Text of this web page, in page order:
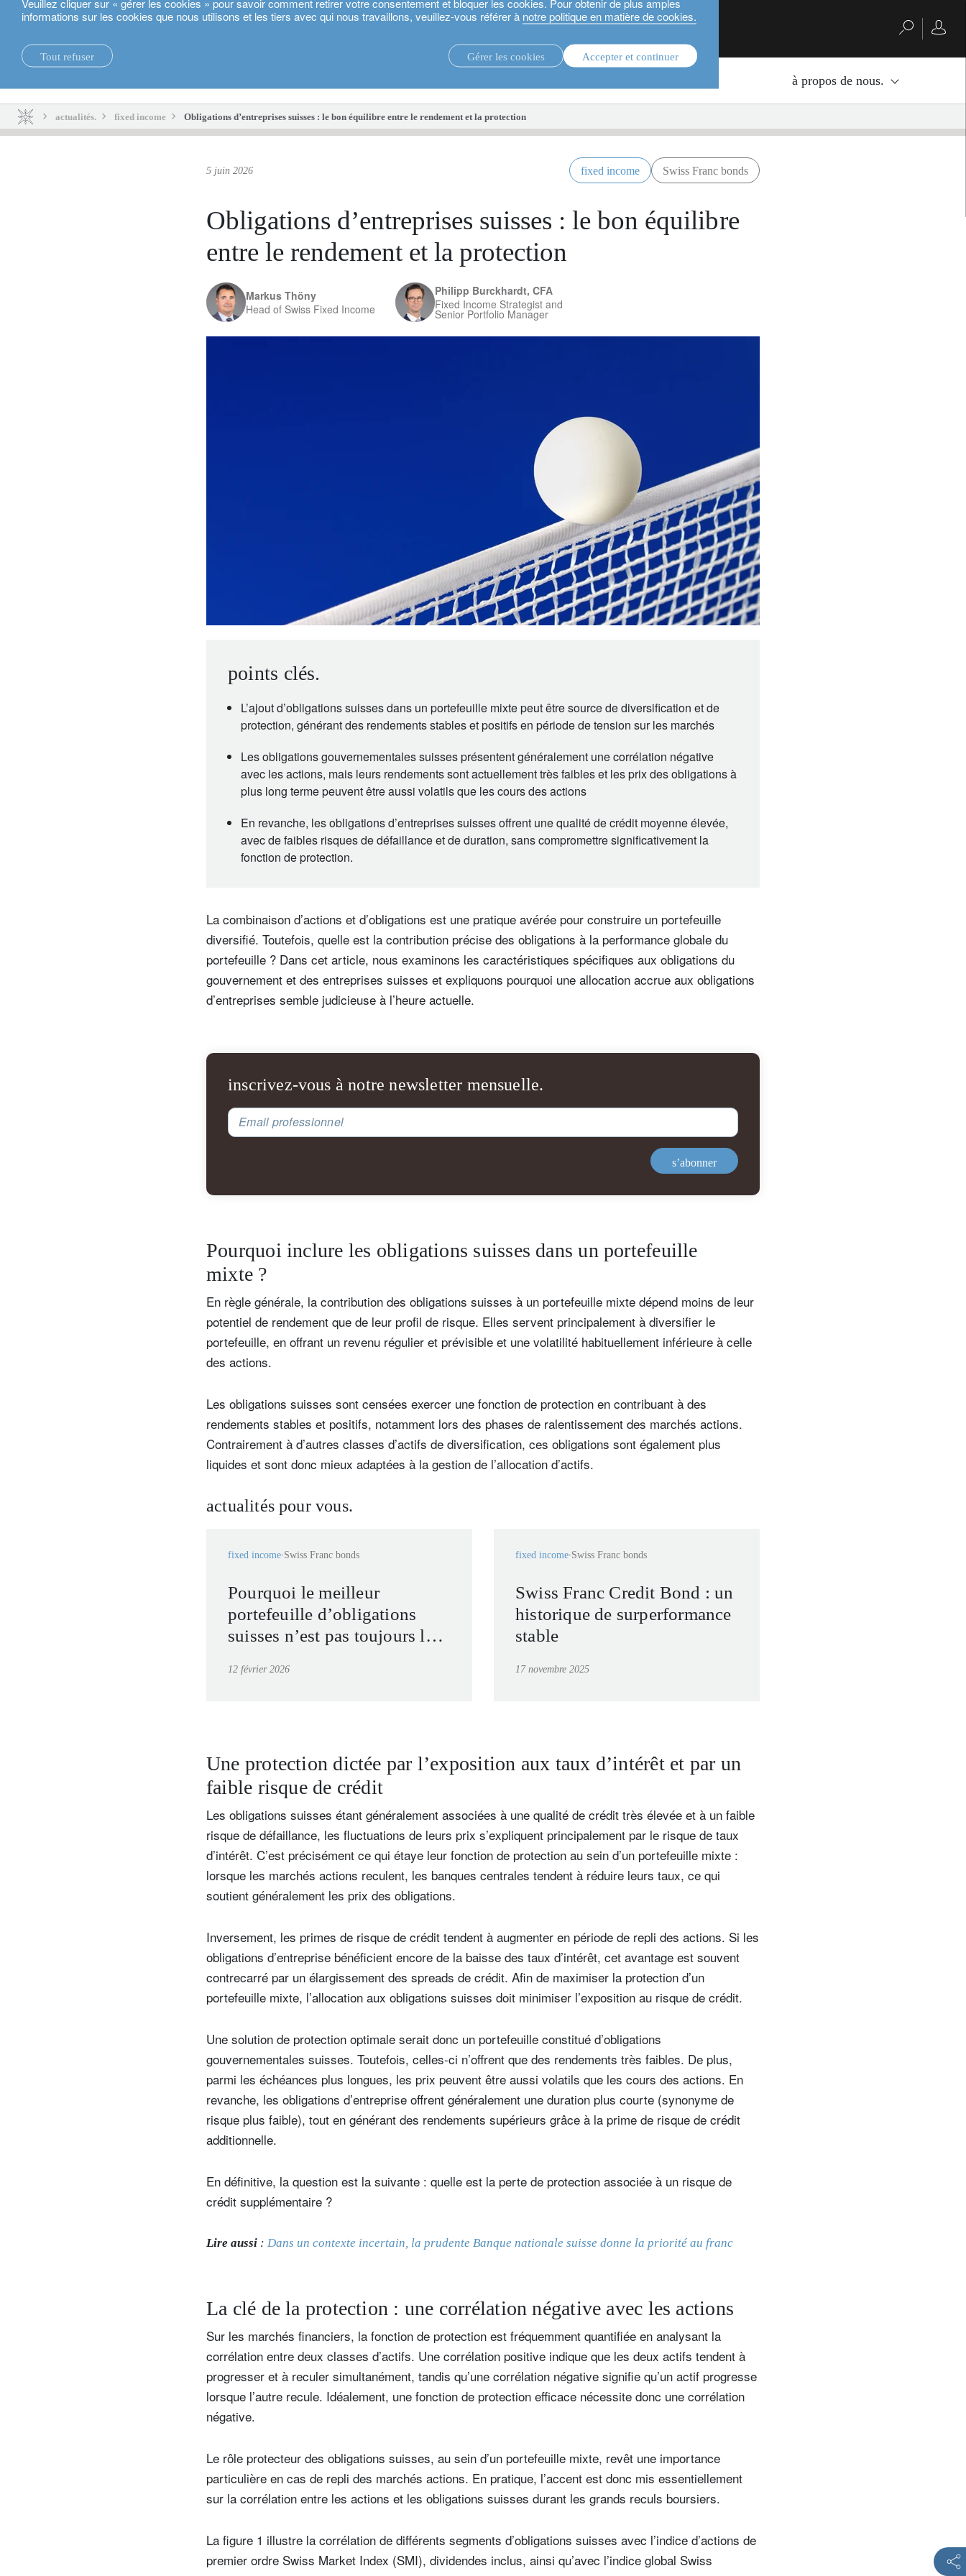
informations sur les cookies que nous utilisons et les tiers avec qui nous travaillons, veuillez-vous référer à notre politique en matière de cookies.
Tout refuser Gérer les cookies Accepter et continuer
à propos de nous.
actualités. fixed income Obligations d’entreprises suisses : le bon équilibre entre le rendement et la protection
5 juin 2026 fixed income Swiss Franc bonds
Obligations d’entreprises suisses : le bon équilibre
entre le rendement et la protection
Markus Thöny
Head of Swiss Fixed Income
Philipp Burckhardt, CFA
Fixed Income Strategist and
Senior Portfolio Manager
points clés.
L’ajout d’obligations suisses dans un portefeuille mixte peut être source de diversification et de
protection, générant des rendements stables et positifs en période de tension sur les marchés
Les obligations gouvernementales suisses présentent généralement une corrélation négative
avec les actions, mais leurs rendements sont actuellement très faibles et les prix des obligations à
plus long terme peuvent être aussi volatils que les cours des actions
En revanche, les obligations d’entreprises suisses offrent une qualité de crédit moyenne élevée,
avec de faibles risques de défaillance et de duration, sans compromettre significativement la
fonction de protection.
La combinaison d’actions et d’obligations est une pratique avérée pour construire un portefeuille
diversifié. Toutefois, quelle est la contribution précise des obligations à la performance globale du
portefeuille ? Dans cet article, nous examinons les caractéristiques spécifiques aux obligations du
gouvernement et des entreprises suisses et expliquons pourquoi une allocation accrue aux obligations
d’entreprises semble judicieuse à l’heure actuelle.
inscrivez-vous à notre newsletter mensuelle.
Email professionnel
s’abonner
Pourquoi inclure les obligations suisses dans un portefeuille
mixte ?
En règle générale, la contribution des obligations suisses à un portefeuille mixte dépend moins de leur
potentiel de rendement que de leur profil de risque. Elles servent principalement à diversifier le
portefeuille, en offrant un revenu régulier et prévisible et une volatilité habituellement inférieure à celle
des actions.
Les obligations suisses sont censées exercer une fonction de protection en contribuant à des
rendements stables et positifs, notamment lors des phases de ralentissement des marchés actions.
Contrairement à d’autres classes d’actifs de diversification, ces obligations sont également plus
liquides et sont donc mieux adaptées à la gestion de l’allocation d’actifs.
actualités pour vous.
fixed income Swiss Franc bonds
Pourquoi le meilleur
portefeuille d’obligations
suisses n’est pas toujours le
12 février 2026
fixed income Swiss Franc bonds
Swiss Franc Credit Bond : un
historique de surperformance
stable
17 novembre 2025
Une protection dictée par l’exposition aux taux d’intérêt et par un
faible risque de crédit
Les obligations suisses étant généralement associées à une qualité de crédit très élevée et à un faible
risque de défaillance, les fluctuations de leurs prix s’expliquent principalement par le risque de taux
d’intérêt. C’est précisément ce qui étaye leur fonction de protection au sein d’un portefeuille mixte :
lorsque les marchés actions reculent, les banques centrales tendent à réduire leurs taux, ce qui
soutient généralement les prix des obligations.
Inversement, les primes de risque de crédit tendent à augmenter en période de repli des actions. Si les
obligations d’entreprise bénéficient encore de la baisse des taux d’intérêt, cet avantage est souvent
contrecarré par un élargissement des spreads de crédit. Afin de maximiser la protection d’un
portefeuille mixte, l’allocation aux obligations suisses doit minimiser l’exposition au risque de crédit.
Une solution de protection optimale serait donc un portefeuille constitué d’obligations
gouvernementales suisses. Toutefois, celles-ci n’offrent que des rendements très faibles. De plus,
parmi les échéances plus longues, les prix peuvent être aussi volatils que les cours des actions. En
revanche, les obligations d’entreprise offrent généralement une duration plus courte (synonyme de
risque plus faible), tout en générant des rendements supérieurs grâce à la prime de risque de crédit
additionnelle.
En définitive, la question est la suivante : quelle est la perte de protection associée à un risque de
crédit supplémentaire ?
Lire aussi : Dans un contexte incertain, la prudente Banque nationale suisse donne la priorité au franc
La clé de la protection : une corrélation négative avec les actions
Sur les marchés financiers, la fonction de protection est fréquemment quantifiée en analysant la
corrélation entre deux classes d’actifs. Une corrélation positive indique que les deux actifs tendent à
progresser et à reculer simultanément, tandis qu’une corrélation négative signifie qu’un actif progresse
lorsque l’autre recule. Idéalement, une fonction de protection efficace nécessite donc une corrélation
négative.
Le rôle protecteur des obligations suisses, au sein d’un portefeuille mixte, revêt une importance
particulière en cas de repli des marchés actions. En pratique, l’accent est donc mis essentiellement
sur la corrélation entre les actions et les obligations suisses durant les grands reculs boursiers.
La figure 1 illustre la corrélation de différents segments d’obligations suisses avec l’indice d’actions de
premier ordre Swiss Market Index (SMI), dividendes inclus, ainsi qu’avec l’indice global Swiss